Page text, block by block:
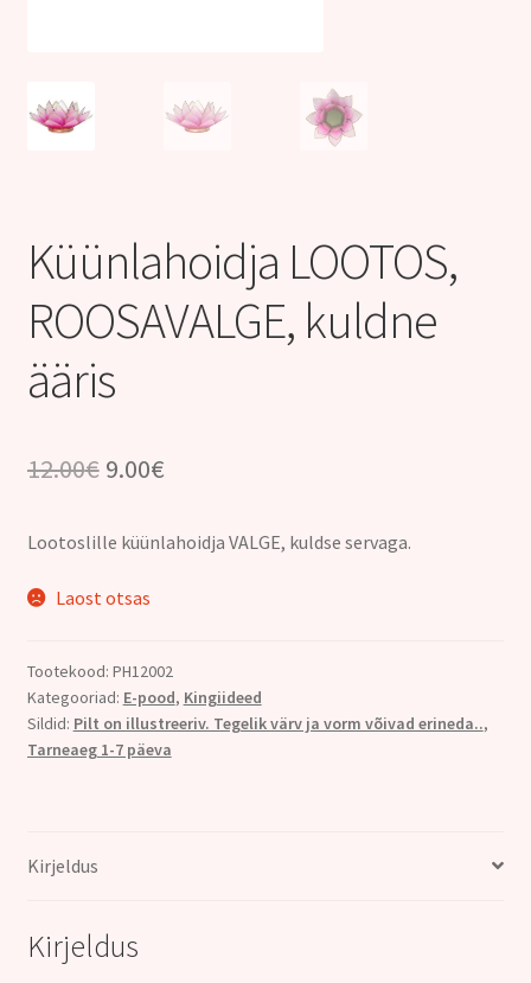
Küünlahoidja LOOTOS,
ROOSAVALGE, kuldne
ääris
12.00€ Algne
oli:
12.00€.
9.00€Praegune
on:
Lootoslille küünlahoidja VALGE, kuldse servaga.
Laost otsas
Tootekood: PH12002
Kategooriad: E-pood, Kingiideed
Sildid: Pilt on illustreeriv. Tegelik värv ja vorm võivad erineda..,
Tarneaeg 1-7 päeva
Kirjeldus
Kirjeldus